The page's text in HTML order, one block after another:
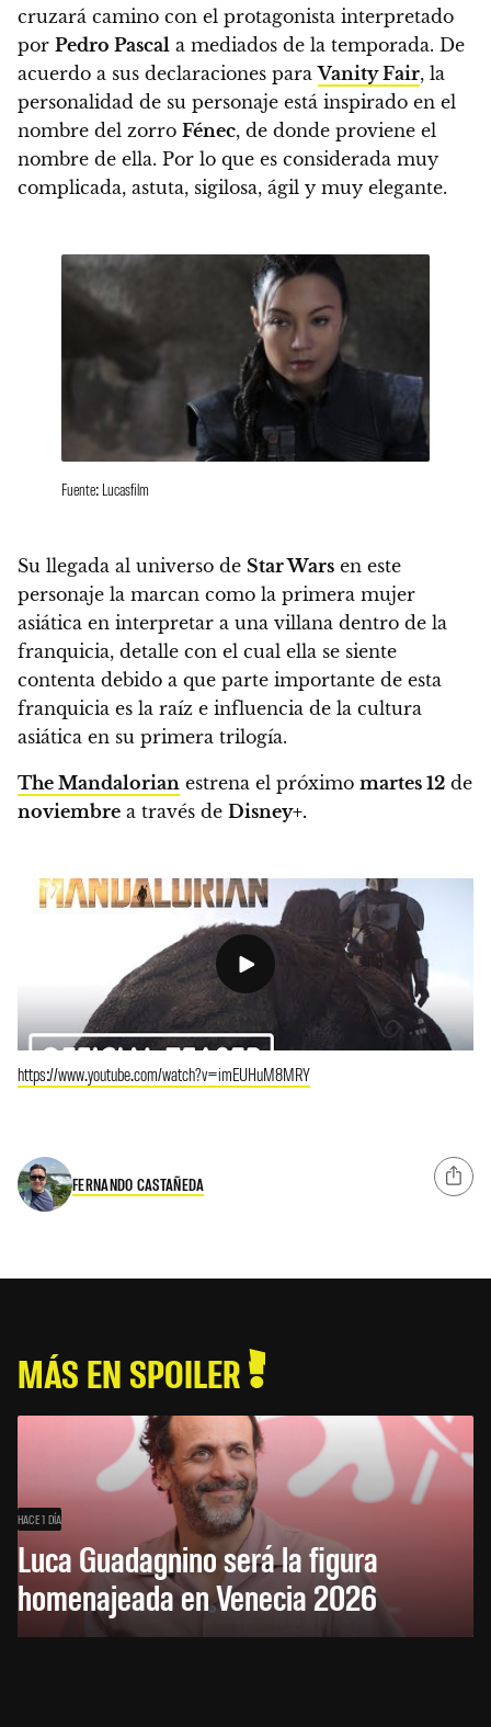
cruzará camino con el protagonista interpretado
por Pedro Pascal a mediados de la temporada. De
acuerdo a sus declaraciones paraVanity Fair, la
personalidad de su personaje está inspirado en el
nombre del zorro Fénec, de donde proviene el
nombre de ella. Por lo que es considerada muy
complicada, astuta, sigilosa, ágil y muy elegante.
Fuente: Lucasfilm
Su llegada al universo de Star Wars en este
personaje la marcan como la primera mujer
asiática en interpretar a una villana dentro de la
franquicia, detalle con el cual ella se siente
contenta debido a que parte importante de esta
franquicia es la raíz e influencia de la cultura
asiática en su primera trilogía.
The Mandalorian estrena el próximo martes 12 de
noviembre a través de Disney+.
https://www.youtube.com/watch?v=imEUHuM8MRY
FERNANDO CASTAÑEDA
MÁS EN SPOILER
HACE 1 DÍA
Luca Guadagnino será la figura
homenajeada en Venecia 2026